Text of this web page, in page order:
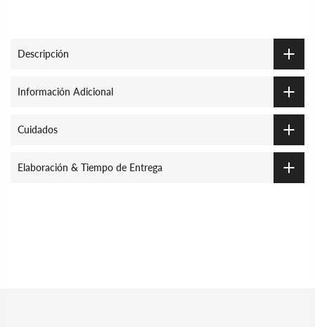
Descripción
Información Adicional
Cuidados
Elaboración & Tiempo de Entrega